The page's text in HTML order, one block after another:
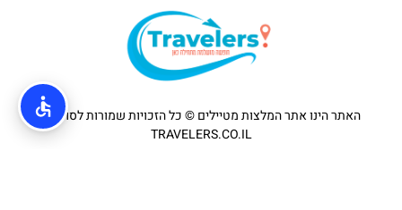
האתר הינו אתר המלצות מטיילים © כל הזכויות שמורות לסוכנות
TRAVELERS.CO.IL